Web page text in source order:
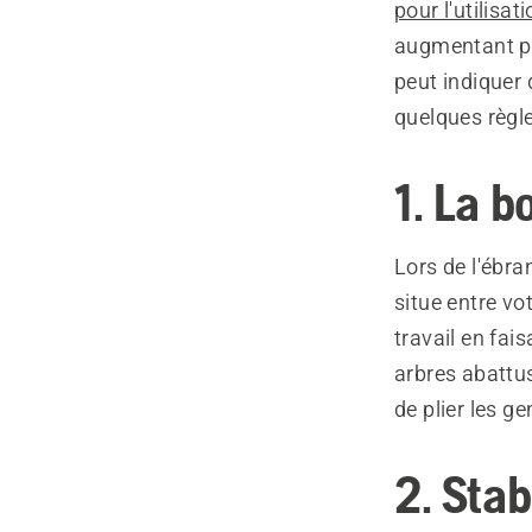
pour
augmentant
peut indiquer
quelques
1. La
Lors de
situe entre
travail en
arbres
de plier les
2.